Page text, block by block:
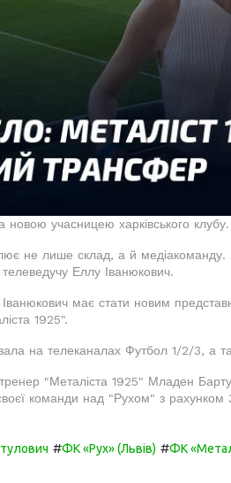
новою учасницею харківського клубу.
не лише склад, а й медіакоманду.
Еллу Іванюкович.
Іванюкович має стати новим
1925".
на телеканалах Футбол 1/2/3, а
"Металіста 1925" Младен
команди над "Рухом" з рахунком
#ФК «Рух» (Львів) #ФК